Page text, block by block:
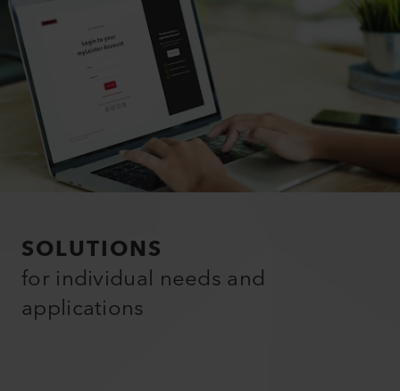
SOLUTIONS
for individual needs and
applications